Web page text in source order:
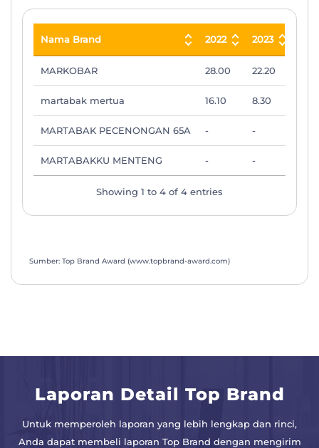
Nama Brand 2022 2023
Nama Brand 2022 2023
MARKOBAR 28.00 22.20
martabak mertua 16.10 8.30
MARTABAK PECENONGAN 65A - -
MARTABAKKU MENTENG - -
Showing 1 to 4 of 4 entries
Sumber: Top Brand Award (www.topbrand-award.com)
Laporan Detail Top Brand
Untuk memperoleh laporan yang lebih lengkap dan rinci,
Anda dapat membeli laporan Top Brand dengan mengirim